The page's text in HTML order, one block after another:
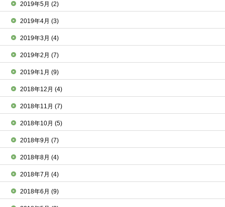
2019年5月(2)
2019年4月(3)
2019年3月(4)
2019年2月(7)
2019年1月(9)
2018年12月(4)
2018年11月(7)
2018年10月(5)
2018年9月(7)
2018年8月(4)
2018年7月(4)
2018年6月(9)